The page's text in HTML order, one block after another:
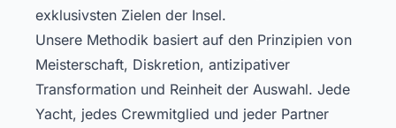
exklusivsten Zielen der Insel.
Unsere Methodik basiert auf den Prinzipien von
Meisterschaft, Diskretion, antizipativer
Transformation und Reinheit der Auswahl. Jede
Yacht, jedes Crewmitglied und jeder Partner